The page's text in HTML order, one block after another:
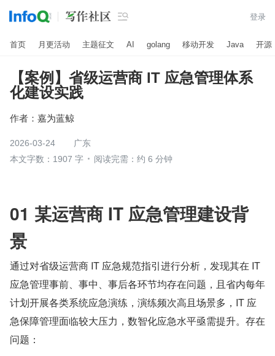
 登录
首页 月更活动 主题征文 AI golang 移动开发 Java 开源
【案例】省级运营商 IT 应急管理体系
化建设实践
作者： 嘉为蓝鲸
2026-03-24
广东
本文字数：1907 字
阅读完需：约 6 分钟
01 某运营商 IT 应急管理建设背
景
通过对省级运营商 IT 应急规范指引进行分析，发现其在 IT
应急管理事前、事中、事后各环节均存在问题，且省内每年
计划开展各类系统应急演练，演练频次高且场景多，IT 应
急保障管理面临较大压力，数智化应急水平亟需提升。存在
问题：